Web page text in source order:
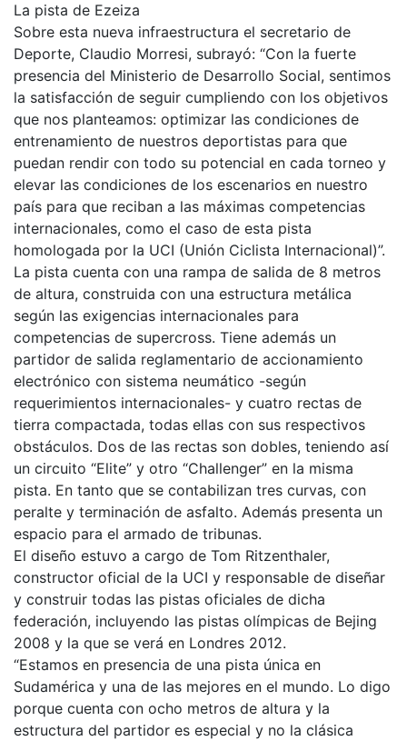
La pista de Ezeiza
Sobre esta nueva infraestructura el secretario de
Deporte, Claudio Morresi, subrayó: “Con la fuerte
presencia del Ministerio de Desarrollo Social, sentimos
la satisfacción de seguir cumpliendo con los objetivos
que nos planteamos: optimizar las condiciones de
entrenamiento de nuestros deportistas para que
puedan rendir con todo su potencial en cada torneo y
elevar las condiciones de los escenarios en nuestro
país para que reciban a las máximas competencias
internacionales, como el caso de esta pista
homologada por la UCI (Unión Ciclista Internacional)”.
La pista cuenta con una rampa de salida de 8 metros
de altura, construida con una estructura metálica
según las exigencias internacionales para
competencias de supercross. Tiene además un
partidor de salida reglamentario de accionamiento
electrónico con sistema neumático -según
requerimientos internacionales- y cuatro rectas de
tierra compactada, todas ellas con sus respectivos
obstáculos. Dos de las rectas son dobles, teniendo así
un circuito “Elite” y otro “Challenger” en la misma
pista. En tanto que se contabilizan tres curvas, con
peralte y terminación de asfalto. Además presenta un
espacio para el armado de tribunas.
El diseño estuvo a cargo de Tom Ritzenthaler,
constructor oficial de la UCI y responsable de diseñar
y construir todas las pistas oficiales de dicha
federación, incluyendo las pistas olímpicas de Bejing
2008 y la que se verá en Londres 2012.
“Estamos en presencia de una pista única en
Sudamérica y una de las mejores en el mundo. Lo digo
porque cuenta con ocho metros de altura y la
estructura del partidor es especial y no la clásica